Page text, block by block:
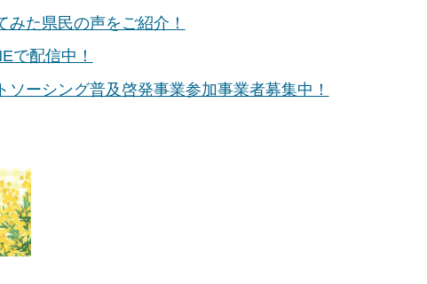
た県民の声をご紹介！
で配信中！
ソーシング普及啓発事業参加事業者募集中！